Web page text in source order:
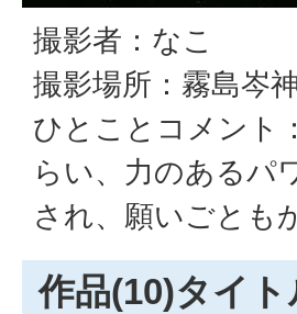
撮影者：なこ
撮影場所：霧島岑
ひとことコメント
らい、力のあるパ
され、願いごとも
作品(10)タイ